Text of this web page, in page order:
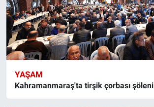
YAŞAM
Kahramanmaraş'ta tirşik çorbası şöleni